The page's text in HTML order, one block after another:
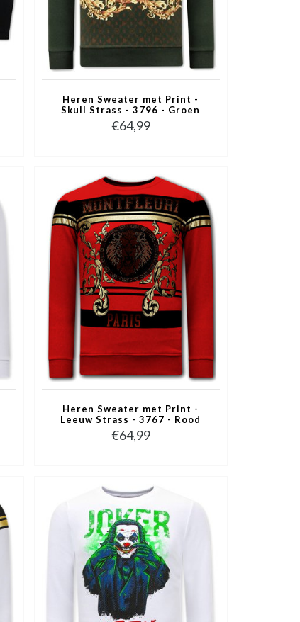
Heren Sweater met Print -
Skull Strass - 3796 - Groen
€64,99
Heren Sweater met Print -
Leeuw Strass - 3767 - Rood
€64,99